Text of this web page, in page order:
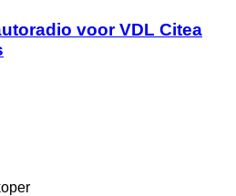
voor VDL Citea